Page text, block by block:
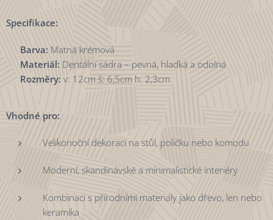
Specifikace:
Barva: Matná krémová
Materiál: Dentální sádra – pevná, hladká a odolná
Rozměry: v: 12cm š: 6,5cm h: 2,3cm
Vhodné pro:
Velikonoční dekoraci na stůl, poličku nebo komodu
Moderní, skandinávské a minimalistické interiéry
Kombinaci s přírodními materiály jako dřevo, len nebo
keramika